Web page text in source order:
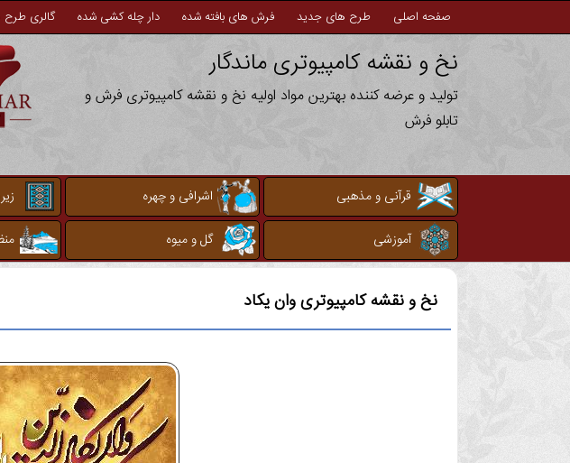
صفحه اصلی طرح های جدید فرش های بافته شده دار چله کشی شده گالری طرح
نخ و نقشه کامپیوتری ماندگار
تولید و عرضه کننده بهترین مواد اولیه نخ و نقشه کامپیوتری فرش و
تابلو فرش
قرآنی و مذهبی اشرافی و چهره
آموزشی
گل و میوه
نخ و نقشه کامپیوتریوان یکاد